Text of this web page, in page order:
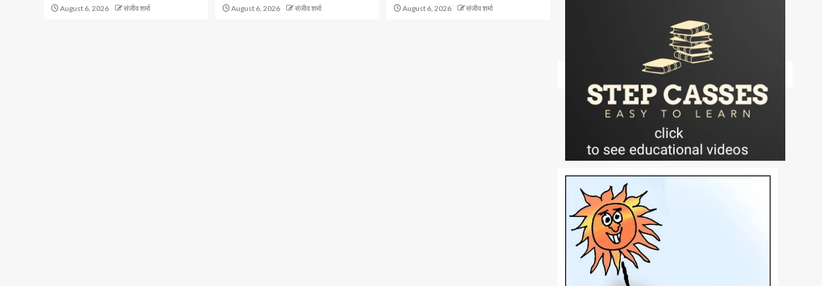
August 6, 2026 संजीव शर्मा August 6, 2026 संजीव शर्मा August 6, 2026 संजीव शर्मा